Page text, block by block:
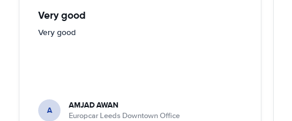
Very good
Very good
A AMJAD AWAN
Europcar Leeds Downtown Office